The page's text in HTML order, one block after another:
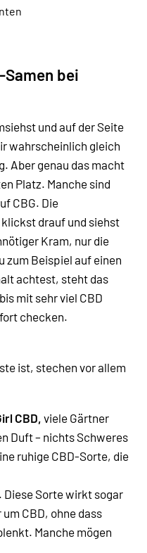
Samen bei
und auf der Seite
wahrscheinlich gleich
Aber genau das macht
Platz. Manche sind
CBG. Die
drauf und siehst
Kram, nur die
zum Beispiel auf einen
achtest, steht das
mit sehr viel CBD
checken.
ist, stechen vor allem
CBD, viele Gärtner
Duft – nichts Schweres
ruhige CBD-Sorte, die
. Diese Sorte wirkt sogar
CBD, ohne dass
Manche mögen